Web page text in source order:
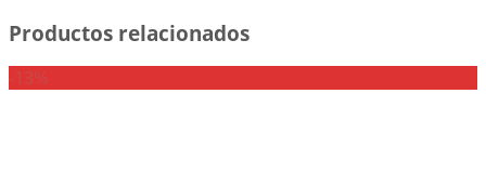
Productos relacionados